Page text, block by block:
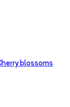
blossoms